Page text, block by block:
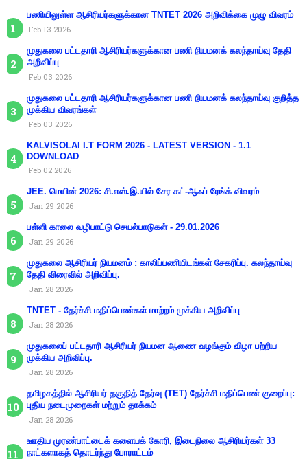
பணியிலுள்ள ஆசிரியர்களுக்கான TNTET 2026 அறிவிக்கை முழு விவரம்
Feb 13 2026
முதுகலை பட்டதாரி ஆசிரியர்களுக்கான பணி நியமனக் கலந்தாய்வு தேதி
அறிவிப்பு
Feb 03 2026
முதுகலை பட்டதாரி ஆசிரியர்களுக்கான பணி நியமனக் கலந்தாய்வு குறித்த
முக்கிய விவரங்கள்
Feb 03 2026
KALVISOLAI I.T FORM 2026 - LATEST VERSION - 1.1
DOWNLOAD
Feb 02 2026
JEE. மெயின் 2026: சி.எஸ்.இ.யில் சேர கட்-ஆஃப் ரேங்க் விவரம்
Jan 29 2026
பள்ளி காலை வழிபாட்டு செயல்பாடுகள் - 29.01.2026
Jan 29 2026
முதுகலை ஆசிரியர் நியமனம் : காலிப்பணியிடங்கள் சேகரிப்பு. கலந்தாய்வு
தேதி விரைவில் அறிவிப்பு.
Jan 28 2026
TNTET - தேர்ச்சி மதிப்பெண்கள் மாற்றம் முக்கிய அறிவிப்பு
Jan 28 2026
முதுகலைப் பட்டதாரி ஆசிரியர் நியமன ஆணை வழங்கும் விழா பற்றிய
முக்கிய அறிவிப்பு.
Jan 28 2026
தமிழகத்தில் ஆசிரியர் தகுதித் தேர்வு (TET) தேர்ச்சி மதிப்பெண் குறைப்பு:
புதிய நடைமுறைகள் மற்றும் தாக்கம்
Jan 28 2026
ஊதிய முரண்பாட்டைக் களையக் கோரி, இடைநிலை ஆசிரியர்கள் 33
நாட்களாகத் தொடர்ந்து போராட்டம்